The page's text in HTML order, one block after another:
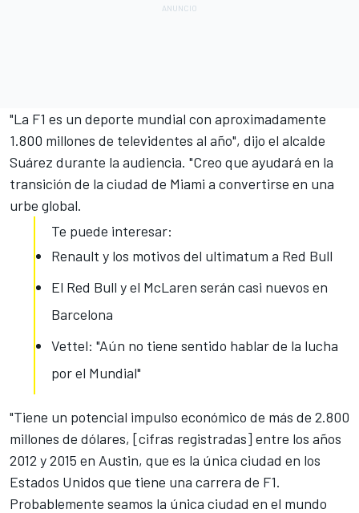
"La F1 es un deporte mundial con aproximadamente
1.800 millones de televidentes al año", dijo el alcalde
Suárez durante la audiencia. "Creo que ayudará en la
transición de la ciudad de Miami a convertirse en una
urbe global.
Te puede interesar:
Renault y los motivos del ultimatum a Red Bull
El Red Bull y el McLaren serán casi nuevos en
Barcelona
Vettel: "Aún no tiene sentido hablar de la lucha
por el Mundial"
"Tiene un potencial impulso económico de más de 2.800
millones de dólares, [cifras registradas] entre los años
2012 y 2015 en Austin, que es la única ciudad en los
Estados Unidos que tiene una carrera de F1.
Probablemente seamos la única ciudad en el mundo